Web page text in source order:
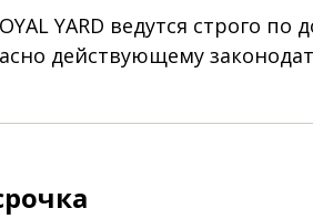
YARD ведутся строго по
действующему